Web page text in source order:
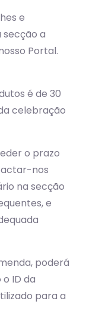
e
a
Portal.
é de 30
celebração
o prazo
nos
na secção
e
poderá
ID da
para a